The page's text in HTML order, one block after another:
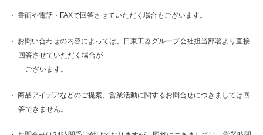
書面や電話・FAXで回答させていただく場合もございます。
お問い合わせの内容によっては、日東工器グループ会社担当部署より直接
回答させていただく場合が
ございます。
商品アイデアなどのご提案、営業活動に関するお問合せにつきましては回
答できません。